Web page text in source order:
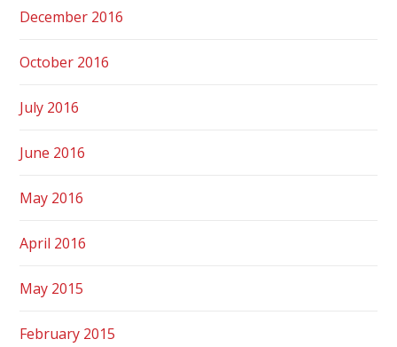
December 2016
October 2016
July 2016
June 2016
May 2016
April 2016
May 2015
February 2015